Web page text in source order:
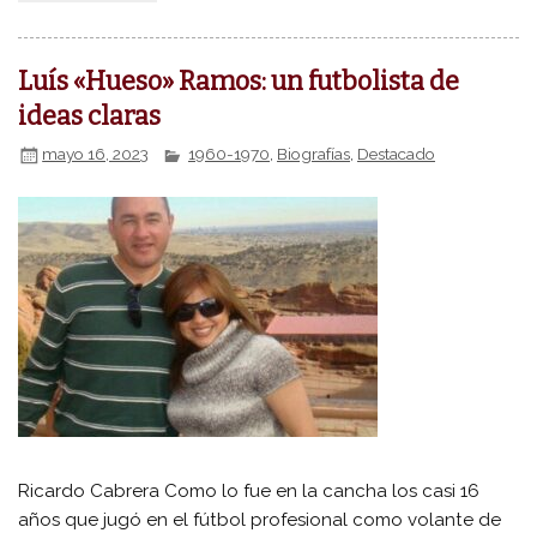
Luís «Hueso» Ramos: un futbolista de
ideas claras
mayo 16, 2023 1960-1970 Biografías Destacado
Ricardo Cabrera Como lo fue en la cancha los casi 16
años que jugó en el fútbol profesional como volante de